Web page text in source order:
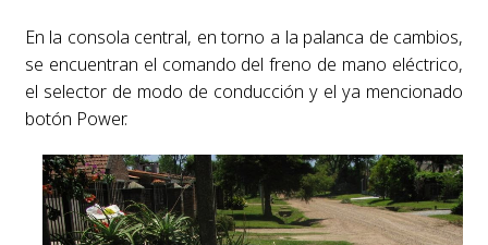
En la consola central, en torno a la palanca de cambios,
se encuentran el comando del freno de mano eléctrico,
el selector de modo de conducción y el ya mencionado
botón Power.